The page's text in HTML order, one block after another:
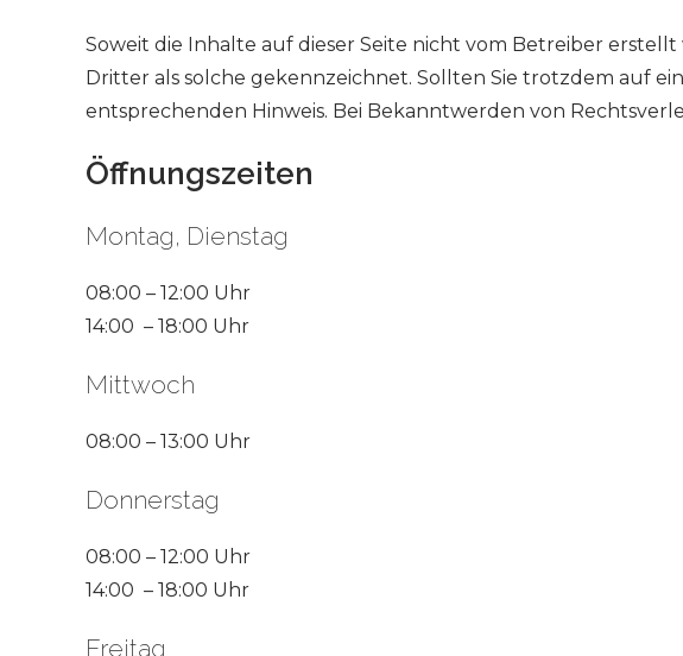
Soweit die Inhalte auf dieser Seite nicht vom Betreiber
Dritter als solche gekennzeichnet. Sollten Sie trotzdem auf
entsprechenden Hinweis. Bei Bekanntwerden von
Öffnungszeiten
Montag, Dienstag
08:00 – 12:00 Uhr
14:00 – 18:00 Uhr
Mittwoch
08:00 – 13:00 Uhr
Donnerstag
08:00 – 12:00 Uhr
14:00 – 18:00 Uhr
Freitag